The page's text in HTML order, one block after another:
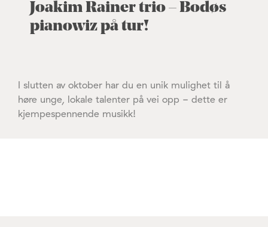
Joakim Rainer trio – Bodøs
pianowiz på tur!
I slutten av oktober har du en unik mulighet til å
høre unge, lokale talenter på vei opp - dette er
kjempespennende musikk!